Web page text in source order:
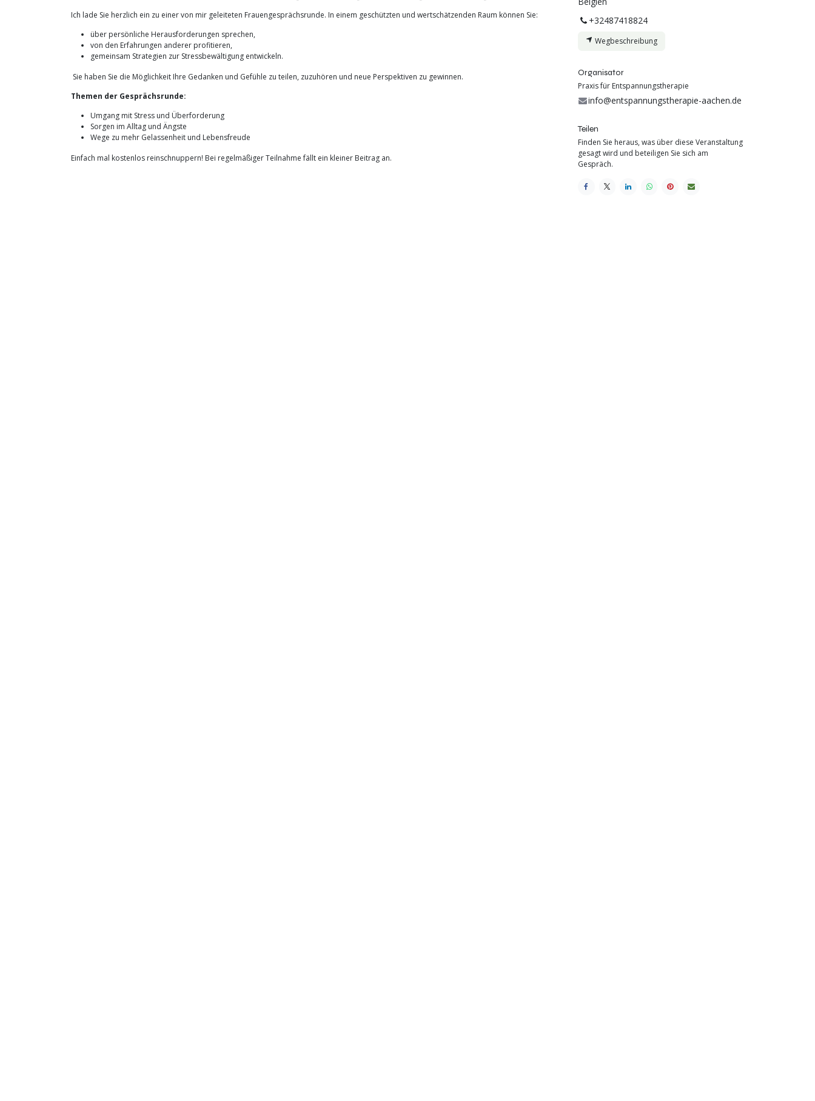
Ich lade Sie herzlich ein zu einer von mir geleiteten Frauengesprächsrunde. In einem geschützten und wertschätzenden Raum können Sie:
über persönliche Herausforderungen sprechen,
von den Erfahrungen anderer profitieren,
gemeinsam Strategien zur Stressbewältigung entwickeln.
Sie haben Sie die Möglichkeit Ihre Gedanken und Gefühle zu teilen, zuzuhören und neue Perspektiven zu gewinnen.
Themen der Gesprächsrunde:
Umgang mit Stress und Überforderung
Sorgen im Alltag und Ängste
Wege zu mehr Gelassenheit und Lebensfreude
Einfach mal kostenlos reinschnuppern! Bei regelmäßiger Teilnahme fällt ein kleiner Beitrag an.
+32487418824
Wegbeschreibung
Organisator
Praxis für Entspannungstherapie
info@entspannungstherapie-aachen.de
Teilen
Finden Sie heraus, was über diese Veranstaltung
gesagt wird und beteiligen Sie sich am
Gespräch.